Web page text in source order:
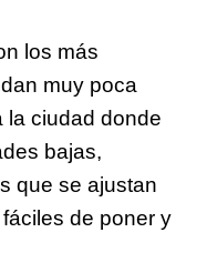
los más
muy poca
la ciudad donde
bajas,
que se ajustan
de poner y